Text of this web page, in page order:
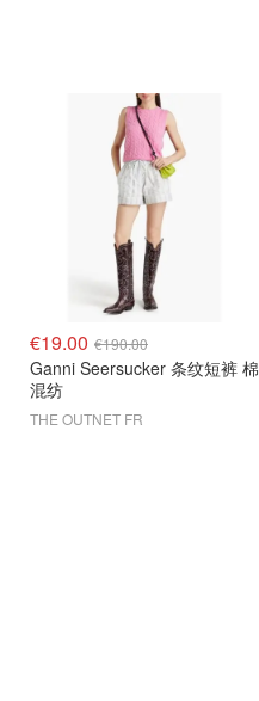
€19.00 €190.00
Ganni Seersucker 条纹短裤 棉
混纺
THE OUTNET FR